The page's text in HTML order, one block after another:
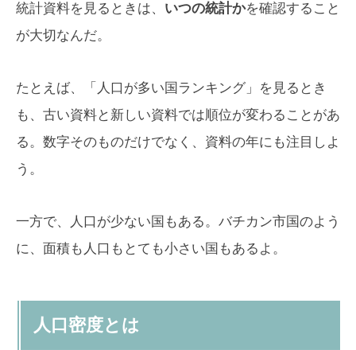
統計資料を見るときは、 いつの統計かを確認すること
が大切なんだ。
たとえば、「人口が多い国ランキング」を見るとき
も、古い資料と新しい資料では順位が変わることがあ
る。数字そのものだけでなく、資料の年にも注目しよ
う。
一方で、人口が少ない国もある。バチカン市国のよう
に、面積も人口もとても小さい国もあるよ。
人口密度とは